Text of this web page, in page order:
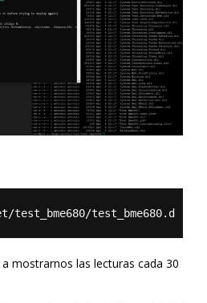
test_bme680/test_bme680.d
mostrarnos las lecturas cada 30